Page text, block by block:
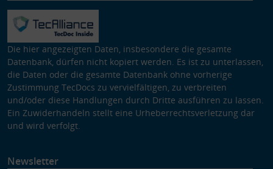
Die hier angezeigten Daten, insbesondere die gesamte
Datenbank, dürfen nicht kopiert werden. Es ist zu unterlassen,
die Daten oder die gesamte Datenbank ohne vorherige
Zustimmung TecDocs zu vervielfältigen, zu verbreiten
und/oder diese Handlungen durch Dritte ausführen zu lassen.
Ein Zuwiderhandeln stellt eine Urheberrechtsverletzung dar
und wird verfolgt.
Newsletter